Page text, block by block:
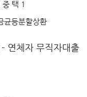
택 1
균등분할상환